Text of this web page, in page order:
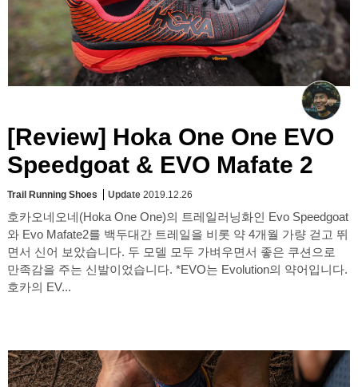
[Review] Hoka One One EVO
Speedgoat & EVO Mafate 2
Trail Running Shoes Update 2019.12.26
호카오네오네(Hoka One One)의 트레일러닝화인 Evo Speedgoat
와 Evo Mafate2를 백두대간 트레일을 비롯 약 4개월 가량 걷고 뛰
면서 신어 보았습니다. 두 모델 모두 가벼우면서 좋은 쿠션으로
만족감을 주는 신발이었습니다. *EVO는 Evolution의 약어입니다.
호카의 EV...